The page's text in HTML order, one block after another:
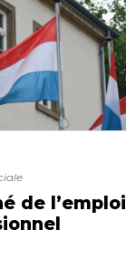
de l’emploi